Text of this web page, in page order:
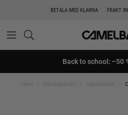
BETALA MED KLARNA FRAKT
Back to school: –50
Hem Vätskebälten Cykelbälten